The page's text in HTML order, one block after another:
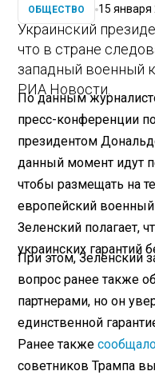
ОБЩЕСТВО 15 января
Украинский
что в стране
западный военный
РИА Новости.
По данным
пресс-конференции
президентом
данный момент идут
чтобы размещать на
европейский
Зеленский полагает,
украинских гарантий
При этом, Зеленский
вопрос ранее также
партнерами, но он
единственной
Ранее также
советников Трампа